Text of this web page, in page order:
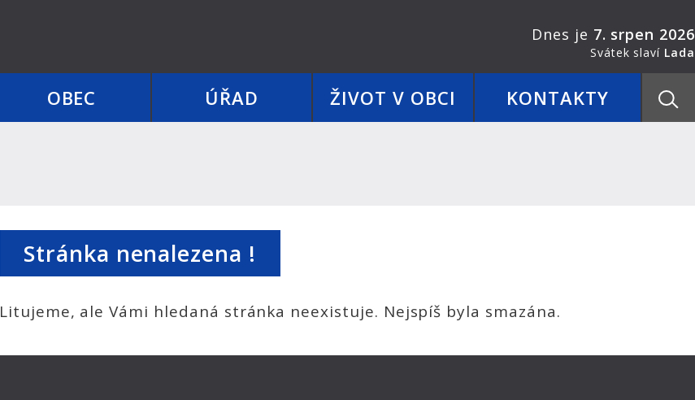
OBEC ÚŘAD ŽIVOT V OBCI KONTAKTY
Dnes je 7. srpen 2026
Svátek slaví Lada
Stránka nenalezena !
Litujeme, ale Vámi hledaná stránka neexistuje. Nejspíš byla smazána.